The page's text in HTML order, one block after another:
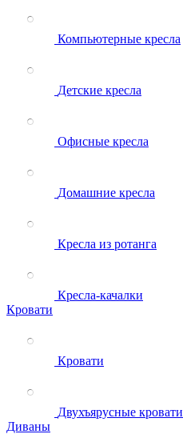
Компьютерные кресла
Детские кресла
Офисные кресла
Домашние кресла
Кресла из ротанга
Кресла-качалки
Кровати
Кровати
Двухъярусные кровати
Диваны